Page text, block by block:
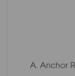
A. Anchor